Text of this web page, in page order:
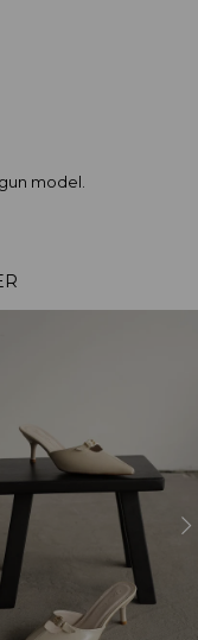
model.